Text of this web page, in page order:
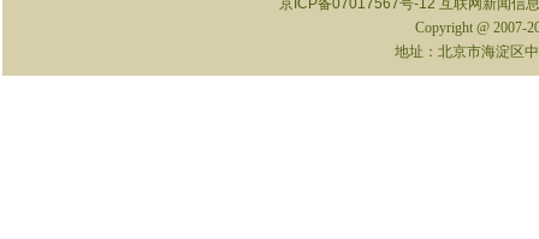
京ICP备07017567号-12 互联网新闻信
Copyright @ 2007-
地址：北京市海淀区